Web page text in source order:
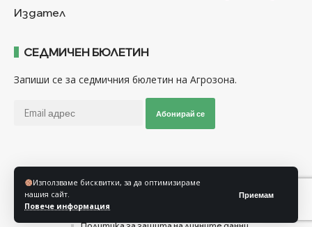
Използваме бисквитки, за да оптимизираме
нашия сайт.
Повече информация
Приемам
Издател
СЕДМИЧЕН БЮЛЕТИН
Запиши се за седмичния бюлетин на Агрозона.
Абонирай се
Общи условия
Политика за използване на “Бисквитки”